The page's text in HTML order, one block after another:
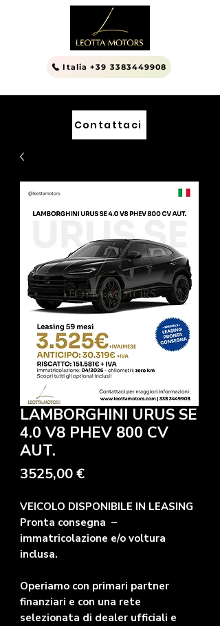
Italia +39 3383449908
Contattaci
LAMBORGHINI URUS SE
4.0 V8 PHEV 800 CV
AUT.
3525,00 €Precio
VEICOLO DISPONIBILE IN LEASING
Pronta consegna –
immatricolazione e/o voltura
inclusa.
Operiamo con primari partner
finanziari e con una rete
selezionata di dealer ufficiali e